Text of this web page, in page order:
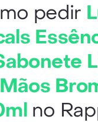
pedir
no